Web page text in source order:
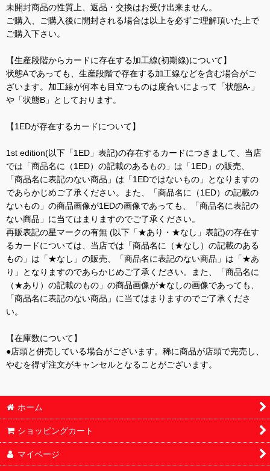
未開封商品の性質上、返品・交換はお受け出来ません。
ご購入、ご購入後に開封される場合は以上を必ずご理解頂いた上で
ご購入下さい。
【生産段階からカードに存在する加工線(初期線)について】
状態Aであっても、生産段階で存在する加工線などを含む場合がご
ざいます。加工線が何本も目立つものは度合いによって「状態A-」
や「状態B」としております。
【1EDが存在するカードについて】
1st edition(以下「1ED」表記)の存在するカードにつきまして、当店
では「商品名に（1ED）の記載のあるもの」は「1ED」の販売、
「商品名に表記のない商品」は「1EDではないもの」となりますの
であらかじめご了承ください。また、「商品名に（1ED）の記載の
ないもの」の商品画像が1EDの画像であっても、「商品名に表記の
ない商品」に当てはまりますのでご了承ください。
再販表記の星マークの有無 (以下「★あり・★なし」表記)の存在す
るカードについては、当店では「商品名に（★なし）の記載のある
もの」は「★なし」の販売、「商品名に表記のない商品」は「★あ
り」となりますのであらかじめご了承ください。また、「商品名に
（★あり）の記載のもの」の商品画像が★なしの画像であっても、
「商品名に表記のない商品」に当てはまりますのでご了承くださ
い。
【在庫数について】
●店頭と併売している場合がございます。稀に商品が店頭で完売し、
やむを得ず注文がキャンセルとなることがございます。
ホーム
ショッピングカート
マイページ